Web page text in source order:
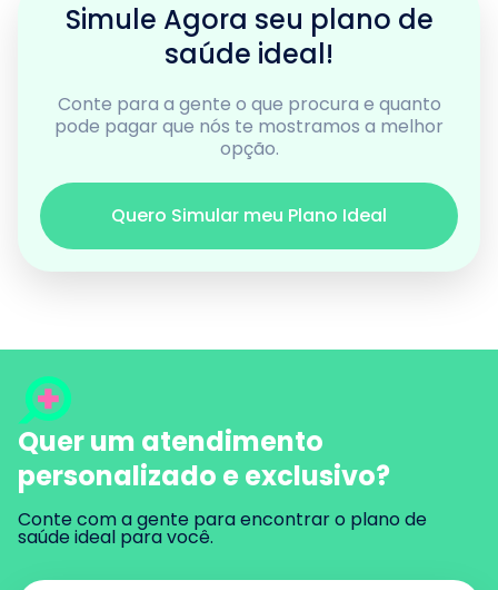
Simule Agora seu plano de
saúde ideal!
Conte para a gente o que procura e quanto
pode pagar que nós te mostramos a melhor
opção.
Quero Simular meu Plano Ideal
Quer um atendimento
personalizado e exclusivo?
Conte com a gente para encontrar o plano de
saúde ideal para você.